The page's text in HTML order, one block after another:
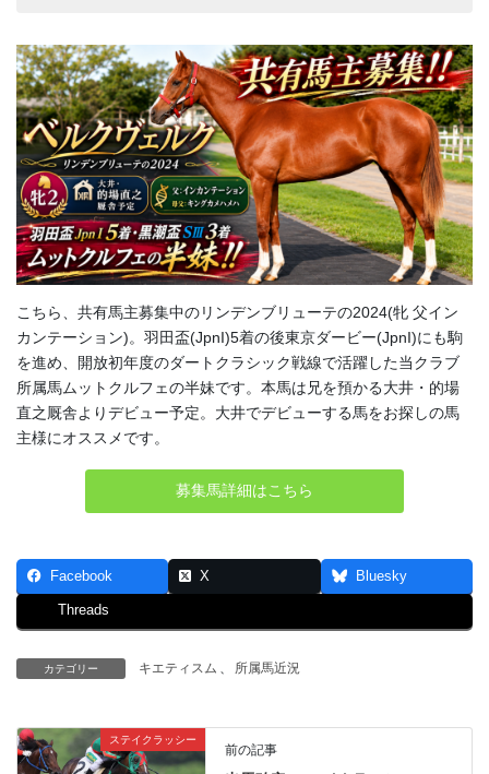
こちら、共有馬主募集中のリンデンブリューテの2024(牝 父イン
カンテーション)。羽田盃(JpnI)5着の後東京ダービー(JpnI)にも駒
を進め、開放初年度のダートクラシック戦線で活躍した当クラブ
所属馬ムットクルフェの半妹です。本馬は兄を預かる大井・的場
直之厩舎よりデビュー予定。大井でデビューする馬をお探しの馬
主様にオススメです。
募集馬詳細はこちら
Facebook X Bluesky
Threads
カテゴリー キエティスム 所属馬近況
ステイクラッシー
前の記事